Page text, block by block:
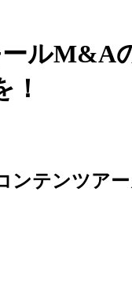
ルM&A